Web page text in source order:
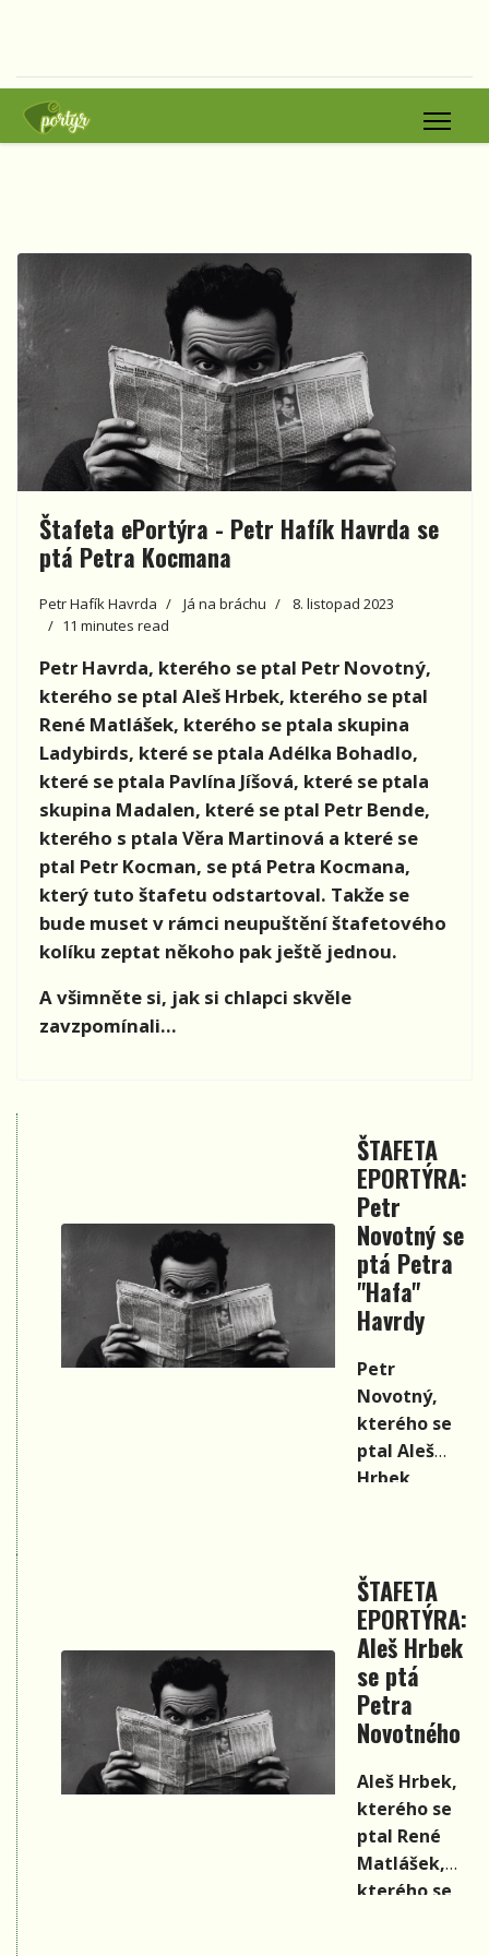
Štafeta ePortýra - Petr Hafík Havrda se
ptá Petra Kocmana
Petr Hafík Havrda Já na bráchu
8. listopad 2023
11 minutes read
Petr Havrda, kterého se ptal Petr Novotný,
kterého se ptal Aleš Hrbek, kterého se ptal
René Matlášek, kterého se ptala skupina
Ladybirds, které se ptala Adélka Bohadlo,
které se ptala Pavlína Jíšová, které se ptala
skupina Madalen, které se ptal Petr Bende,
kterého s ptala Věra Martinová a které se
ptal Petr Kocman, se ptá Petra Kocmana,
který tuto štafetu odstartoval. Takže se
bude muset v rámci neupuštění štafetového
kolíku zeptat někoho pak ještě jednou.
A všimněte si, jak si chlapci skvěle
zavzpomínali…
ŠTAFETA
EPORTÝRA:
Petr
Novotný se
ptá Petra
"Hafa"
Havrdy
Petr
Novotný,
kterého se
ptal Aleš
Hrbek,
kterého se
ptala
skupina
Ladybirds,
které se
ptala
Adélka
Bohadlo,
které se
ptala
Pavlína
Jíšová, které
ŠTAFETA
EPORTÝRA:
Aleš Hrbek
se ptá
Petra
Novotného
Aleš Hrbek,
kterého se
ptal René
Matlášek,
kterého se